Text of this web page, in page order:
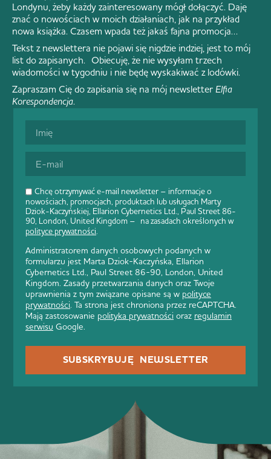
Chcę otrzymywać e-mail newsletter – informacje o
nowościach, promocjach, produktach lub usługach Marty
Dziok-Kaczyńskiej, Ellarion Cybernetics Ltd., Paul Street 86-
90, London, United Kingdom – na zasadach określonych w
polityce prywatności.
Administratorem danych osobowych podanych w
formularzu jest Marta Dziok-Kaczyńska, Ellarion
Cybernetics Ltd., Paul Street 86-90, London, United
Kingdom. Zasady przetwarzania danych oraz Twoje
uprawnienia z tym związane opisane są w polityce
prywatności. Ta strona jest chroniona przez reCAPTCHA.
Mają zastosowanie polityka prywatności oraz regulamin
serwisu Google.
SUBSKRYBUJĘ NEWSLETTER
Londynu, żeby każdy zainteresowany mógł dołączyć. Daję
znać o nowościach w moich działaniach, jak na przykład
nowa książka. Czasem wpada też jakaś fajna promocja…
Tekst z newslettera nie pojawi się nigdzie indziej, jest to mój
list do zapisanych. Obiecuję, że nie wysyłam trzech
wiadomości w tygodniu i nie będę wyskakiwać z lodówki.
Zapraszam Cię do zapisania się na mój newsletter Elfia
Korespondencja.